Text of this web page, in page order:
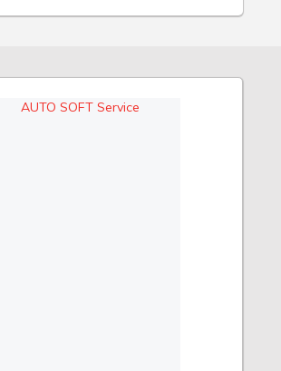
AUTO SOFT Service